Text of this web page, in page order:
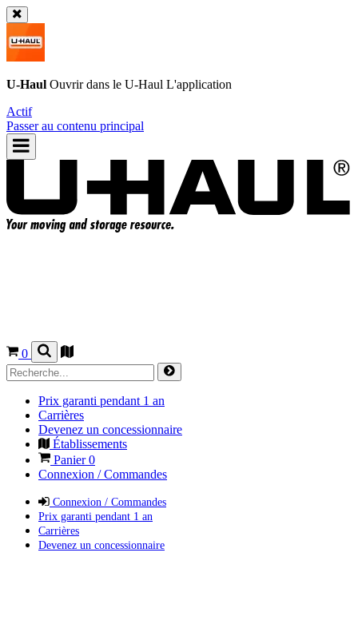
U-Haul Ouvrir dans le U-Haul L'application
Actif
Passer au contenu principal
0
Prix garanti pendant 1 an
Carrières
Devenez un concessionnaire
Établissements
Panier0
Connexion / Commandes
Connexion / Commandes
Prix garanti pendant 1 an
Carrières
Devenez un concessionnaire